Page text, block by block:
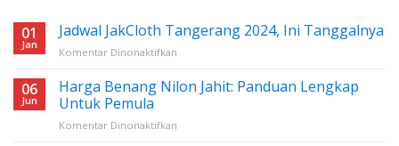
01
Jan
Jadwal JakCloth Tangerang 2024, Ini Tanggalnya
Komentar Dinonaktifkan
JakCloth
Tangerang
06
Jun
Harga Benang Nilon Jahit: Panduan Lengkap
Untuk Pemula
Komentar Dinonaktifkan